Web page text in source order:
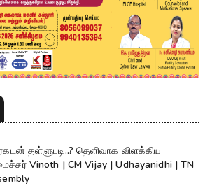
தள்ளுபடி..? தெளிவாக விளக்கிய
Vinoth | CM Vijay | Udhayanidhi | TN